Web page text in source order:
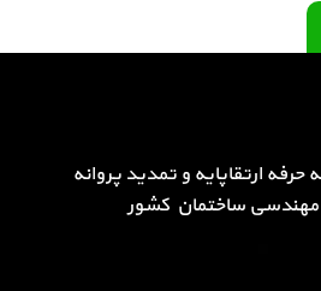
ارتقاپایه و تمدید پروانه
ساختمان کشور